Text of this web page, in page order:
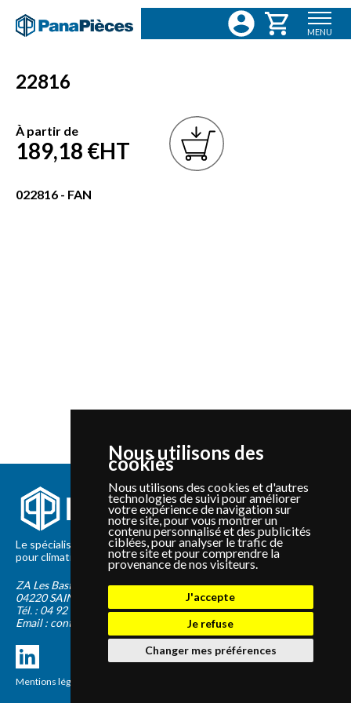
Nous utilisons des
cookies
Nous utilisons des cookies et d'autres
technologies de suivi pour améliorer
votre expérience de navigation sur
notre site, pour vous montrer un
contenu personnalisé et des publicités
ciblées, pour analyser le trafic de
notre site et pour comprendre la
provenance de nos visiteurs.
J'accepte
Je refuse
Changer mes préférences
MENU
22816
À partir de
189,18 €HT
022816 - FAN
Le spécialiste depuis 2012 de la vente de pièces détachées
pour climatisation et Pompe à Chaleur Panasonic et Sanyo
ZA Les Bastides Blanches
04220 SAINTE-TULLE
Tél. : 04 92 75 89 55
Email : contact@panapieces.com
Mentions légales